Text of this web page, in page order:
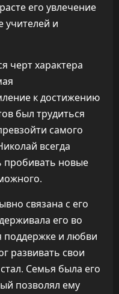
его увлечение
учителей и
черт характера
к достижению
был трудиться
самого
всегда
пробивать новые
связана с его
его во
поддержке и любви
развивать свои
Семья была его
позволял ему